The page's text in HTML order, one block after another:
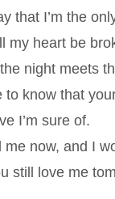
that I’m the
my heart be
night meets
to know that
I’m sure of.
me now, and I
still love me